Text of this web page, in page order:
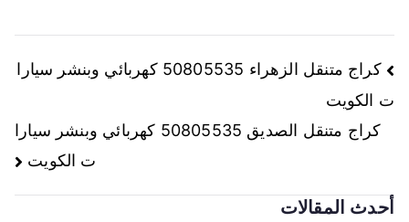
تصفّح
المقالات
كراج متنقل الزهراء 50805535 كهربائي وبنشر سيارا
ت الكويت
كراج متنقل الصديق 50805535 كهربائي وبنشر سيارا
ت الكويت
أحدث المقالات